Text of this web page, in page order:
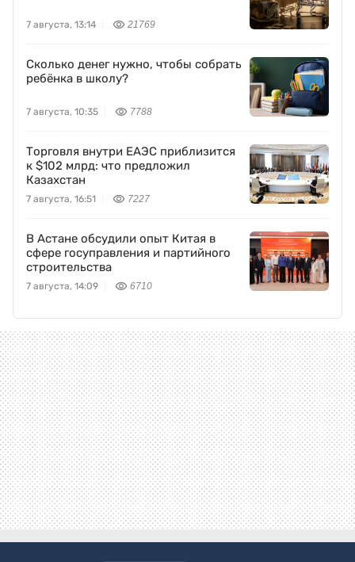
7 августа, 13:14 21769
Сколько денег нужно, чтобы собрать
ребёнка в школу?
7 августа, 10:35 7788
Торговля внутри ЕАЭС приблизится
к $102 млрд: что предложил
Казахстан
7 августа, 16:51 7227
В Астане обсудили опыт Китая в
сфере госуправления и партийного
строительства
7 августа, 14:09 6710